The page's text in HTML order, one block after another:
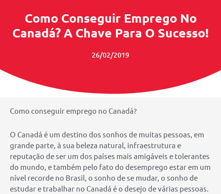
Como Conseguir Emprego No
Canadá? A Chave Para O Sucesso!
26/02/2019
Como conseguir emprego no Canadá?
O Canadá é um destino dos sonhos de muitas pessoas, em
grande parte, à sua beleza natural, infraestrutura e
reputação de ser um dos países mais amigáveis ​​e tolerantes
do mundo, e também pelo fato do desemprego estar em um
nível recorde no Brasil, o sonho de se mudar, o sonho de
estudar e trabalhar no Canadá é o desejo de várias pessoas.